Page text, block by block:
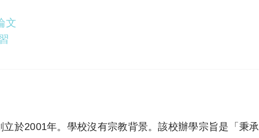
文
於2001年。學校沒有宗教背景。該校辦學宗旨是「秉承